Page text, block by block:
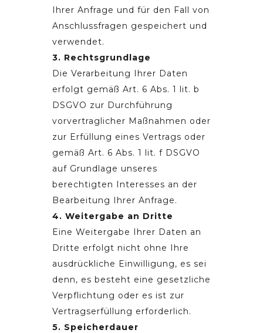
Ihrer Anfrage und für den Fall von
Anschlussfragen gespeichert und
verwendet.
3. Rechtsgrundlage
Die Verarbeitung Ihrer Daten
erfolgt gemäß Art. 6 Abs. 1 lit. b
DSGVO zur Durchführung
vorvertraglicher Maßnahmen oder
zur Erfüllung eines Vertrags oder
gemäß Art. 6 Abs. 1 lit. f DSGVO
auf Grundlage unseres
berechtigten Interesses an der
Bearbeitung Ihrer Anfrage.
4. Weitergabe an Dritte
Eine Weitergabe Ihrer Daten an
Dritte erfolgt nicht ohne Ihre
ausdrückliche Einwilligung, es sei
denn, es besteht eine gesetzliche
Verpflichtung oder es ist zur
Vertragserfüllung erforderlich.
5. Speicherdauer